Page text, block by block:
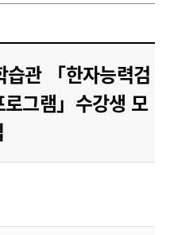
관 「한자능력검
그램」수강생 모